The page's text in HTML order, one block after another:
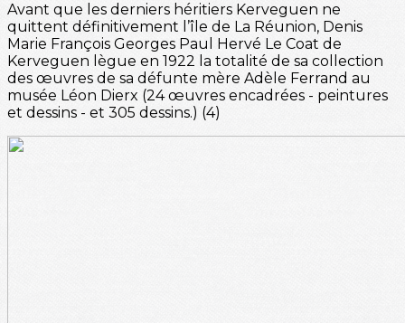
Avant que les derniers héritiers Kerveguen ne
quittent définitivement l’île de La Réunion, Denis
Marie François Georges Paul Hervé Le Coat de
Kerveguen lègue en 1922 la totalité de sa collection
des œuvres de sa défunte mère Adèle Ferrand au
musée Léon Dierx (24 œuvres encadrées - peintures
et dessins - et 305 dessins.) (4)